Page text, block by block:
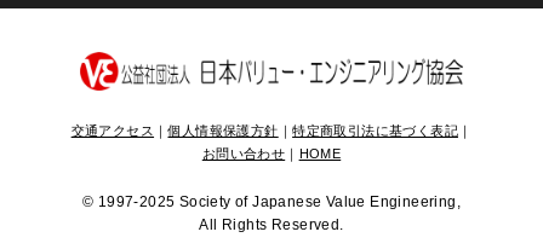
交通アクセス ｜個人情報保護方針 ｜特定商取引法に基づく表記｜
お問い合わせ ｜ HOME
© 1997-2025 Society of Japanese Value Engineering,
All Rights Reserved.